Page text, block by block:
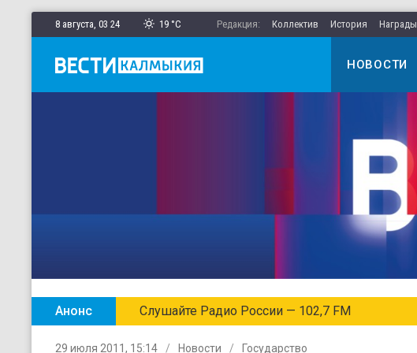
8 августа, 03 24 19 °C Редакция: Коллектив История Награды
НОВОСТИ
Анонс Слушайте Радио России — 102,7 FM
29 июля 2011, 15:14 Новости Государство